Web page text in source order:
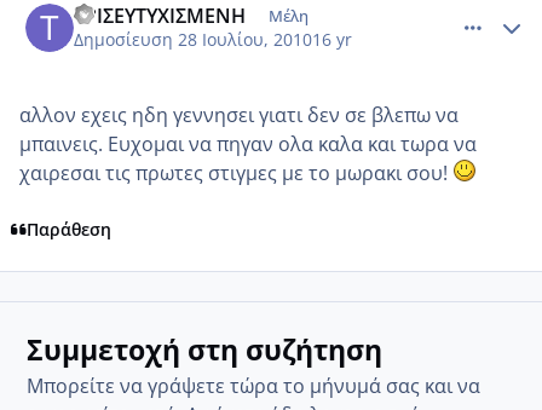
ΤΡΙΣΕΥΤΥΧΙΣΜΕΝΗ Μέλη
Δημοσίευση 28 Ιουλίου, 201016 yr
αλλον εχεις ηδη γεννησει γιατι δεν σε βλεπω να
μπαινεις. Ευχομαι να πηγαν ολα καλα και τωρα να
χαιρεσαι τις πρωτες στιγμες με το μωρακι σου!
Παράθεση
Συμμετοχή στη συζήτηση
Μπορείτε να γράψετε τώρα το μήνυμά σας και να